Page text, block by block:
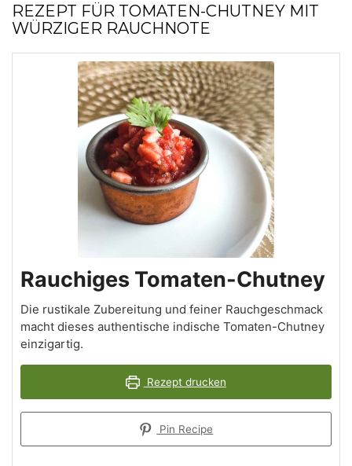
REZEPT FÜR TOMATEN-CHUTNEY MIT
WÜRZIGER RAUCHNOTE
Rauchiges Tomaten-Chutney
Die rustikale Zubereitung und feiner Rauchgeschmack
macht dieses authentische indische Tomaten-Chutney
einzigartig.
Rezept drucken
Pin Recipe